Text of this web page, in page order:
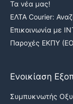
Τα νέα μας!
ΕΛΤΑ Courier:
Επικοινωνία με
Παροχές ΕΚΠΥ
Ενοικίαση
Συμπυκνωτής